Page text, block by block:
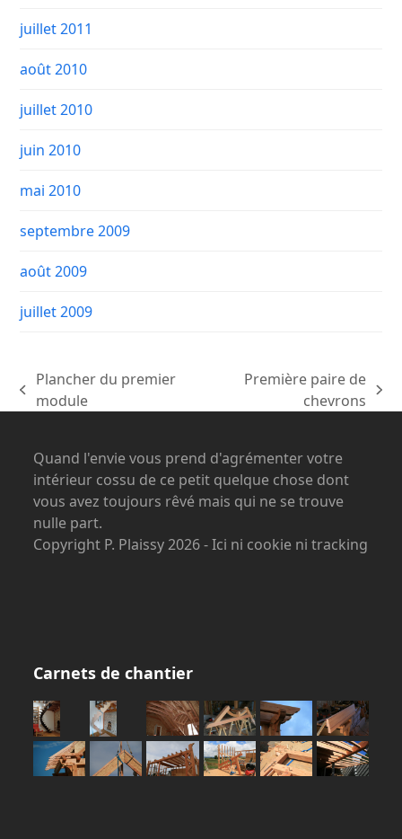
juillet 2011
août 2010
juillet 2010
juin 2010
mai 2010
septembre 2009
août 2009
juillet 2009
previous
Plancher du premier
module
Première paire de
chevrons
Quand l'envie vous prend d'agrémenter votre
intérieur cossu de ce petit quelque chose dont
vous avez toujours rêvé mais qui ne se trouve
nulle part.
Copyright P. Plaissy 2026 - Ici ni cookie ni tracking
Carnets de chantier